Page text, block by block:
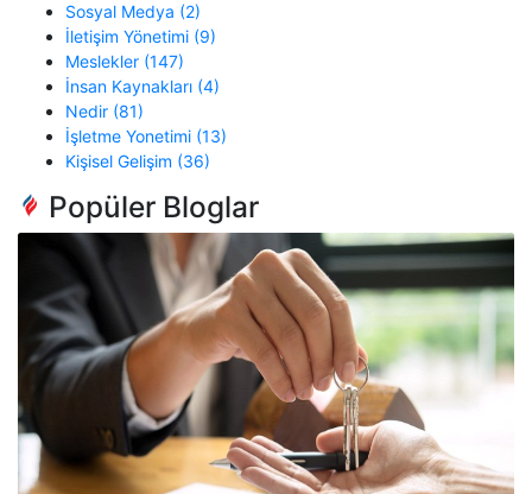
Sosyal Medya (2)
İletişim Yönetimi (9)
Meslekler (147)
İnsan Kaynakları (4)
Nedir (81)
İşletme Yonetimi (13)
Kişisel Gelişim (36)
Popüler Bloglar